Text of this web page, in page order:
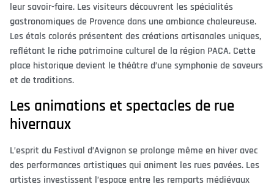
leur savoir-faire. Les visiteurs découvrent les spécialités
gastronomiques de Provence dans une ambiance chaleureuse.
Les étals colorés présentent des créations artisanales uniques,
reflétant le riche patrimoine culturel de la région PACA. Cette
place historique devient le théâtre d’une symphonie de saveurs
et de traditions.
Les animations et spectacles de rue
hivernaux
L’esprit du Festival d’Avignon se prolonge même en hiver avec
des performances artistiques qui animent les rues pavées. Les
artistes investissent l’espace entre les remparts médiévaux